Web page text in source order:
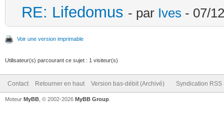
RE: Lifedomus - par Ives - 07/
Voir une version imprimable
Utilisateur(s) parcourant ce sujet : 1 visiteur(s)
Contact Retourner en haut Version bas-débit (Archivé) Syndication RSS
Moteur MyBB , © 2002-2026 MyBB Group